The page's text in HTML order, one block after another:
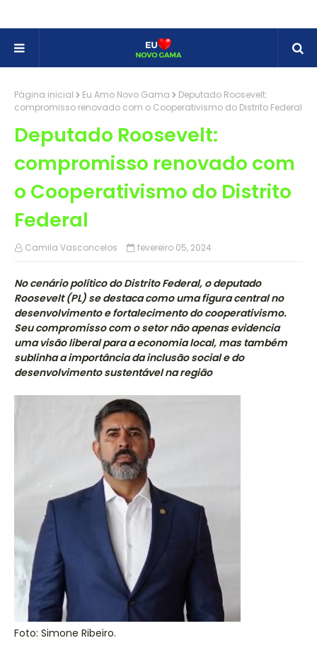
Página inicial Eu Amo Novo Gama
Deputado Roosevelt:
compromisso renovado com o Cooperativismo do Distrito Federal
Deputado Roosevelt:
compromisso renovado com
o Cooperativismo do Distrito
Federal
Camila Vasconcelos fevereiro 05, 2024
No cenário político do Distrito Federal, o deputado
Roosevelt (PL) se destaca como uma figura central no
desenvolvimento e fortalecimento do cooperativismo.
Seu compromisso com o setor não apenas evidencia
uma visão liberal para a economia local, mas também
sublinha a importância da inclusão social e do
desenvolvimento sustentável na região
Foto: Simone Ribeiro.